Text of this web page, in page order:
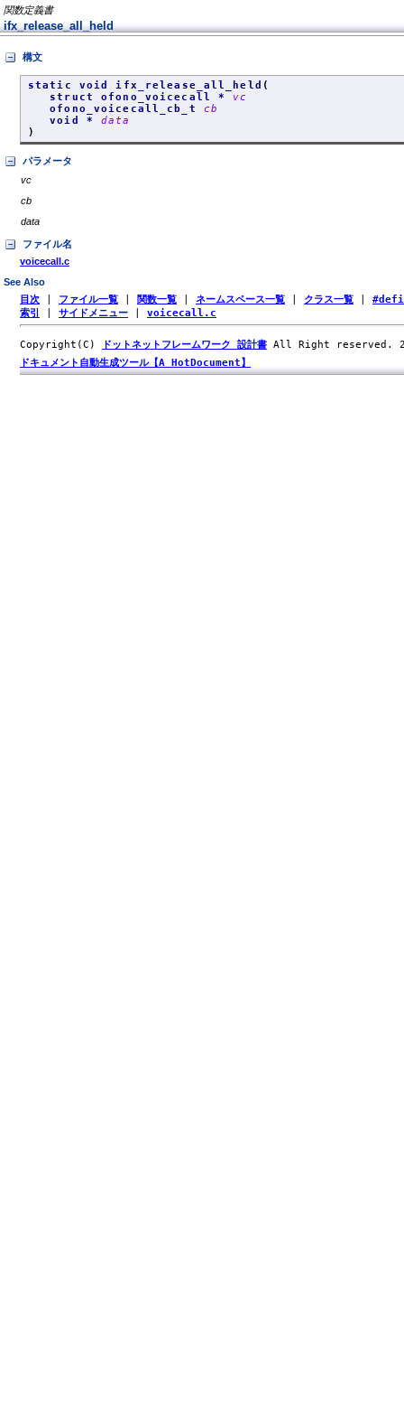
関数定義書
ifx_release_all_held
構文
static void ifx_release_all_held (
struct ofono_voicecall * vc
ofono_voicecall_cb_t cb
void *data
)
パラメータ
vc
cb
data
ファイル名
voicecall.c
See Also
目次 ファイル一覧 関数一覧 ネームスペース一覧 クラス一覧
索引
サイドメニュー voicecall.c
Copyright(C) ドットネットフレームワーク 設計書 All Right reserved.
ドキュメント自動生成ツール【A HotDocument】